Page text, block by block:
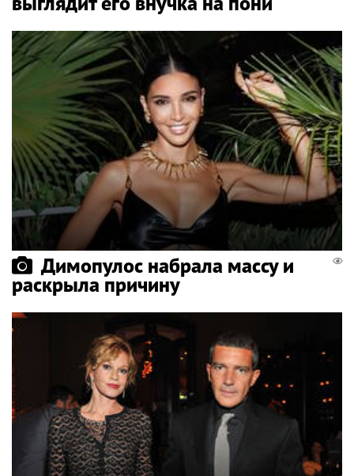
Димопулос набрала массу и
раскрыла причину